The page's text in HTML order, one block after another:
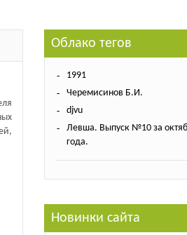
Облако тегов
1991
Черемисинов Б.И.
djvu
Левша. Выпуск №10 за
года.
Новинки сайта